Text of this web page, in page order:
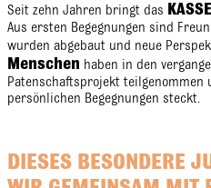
Seit zehn Jahren bringt das
Aus ersten Begegnungen sind
wurden abgebaut und neue
Menschen haben in den
Patenschaftsprojekt teilgenommen
persönlichen Begegnungen steckt.
DIESES BESONDERE